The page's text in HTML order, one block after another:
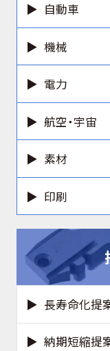
自動車
機械
電力
航空・宇宙
素材
印刷
長寿命化提
納期短縮提